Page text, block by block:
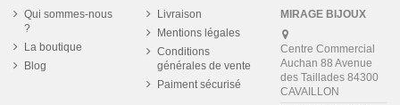
Qui sommes-nous
?
La boutique
Blog
Livraison
Mentions légales
Conditions
générales de vente
Paiment sécurisé
MIRAGE BIJOUX
Centre Commercial
Auchan 88 Avenue
des Taillades 84300
CAVAILLON